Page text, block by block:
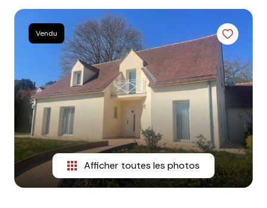
NOS
AGENCES
CONTACT
Vendu
Afficher toutes les photos